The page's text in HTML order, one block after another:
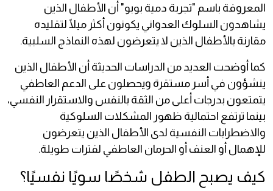
المعروفة باسم "تجربة دمية بوبو" أن الأطفال الذين
يشاهدون السلوك العدواني يكونون أكثر ميلًا لتقليده
مقارنة بالأطفال الذين لا يتعرضون لهذه النماذج السلبية.
كما أوضحت العديد من الدراسات الحديثة أن الأطفال الذين
ينشؤون في أسر مستقرة ويحصلون على الدعم العاطفي
يتمتعون بدرجات أعلى من الثقة بالنفس والاستقرار النفسي،
بينما ترتفع احتمالية ظهور المشكلات السلوكية
والاضطرابات النفسية لدى الأطفال الذين يتعرضون
للإهمال أو العنف أو الحرمان العاطفي لفترات طويلة.
كيف يصبح الطفل شخصًا سويًا نفسيًا؟